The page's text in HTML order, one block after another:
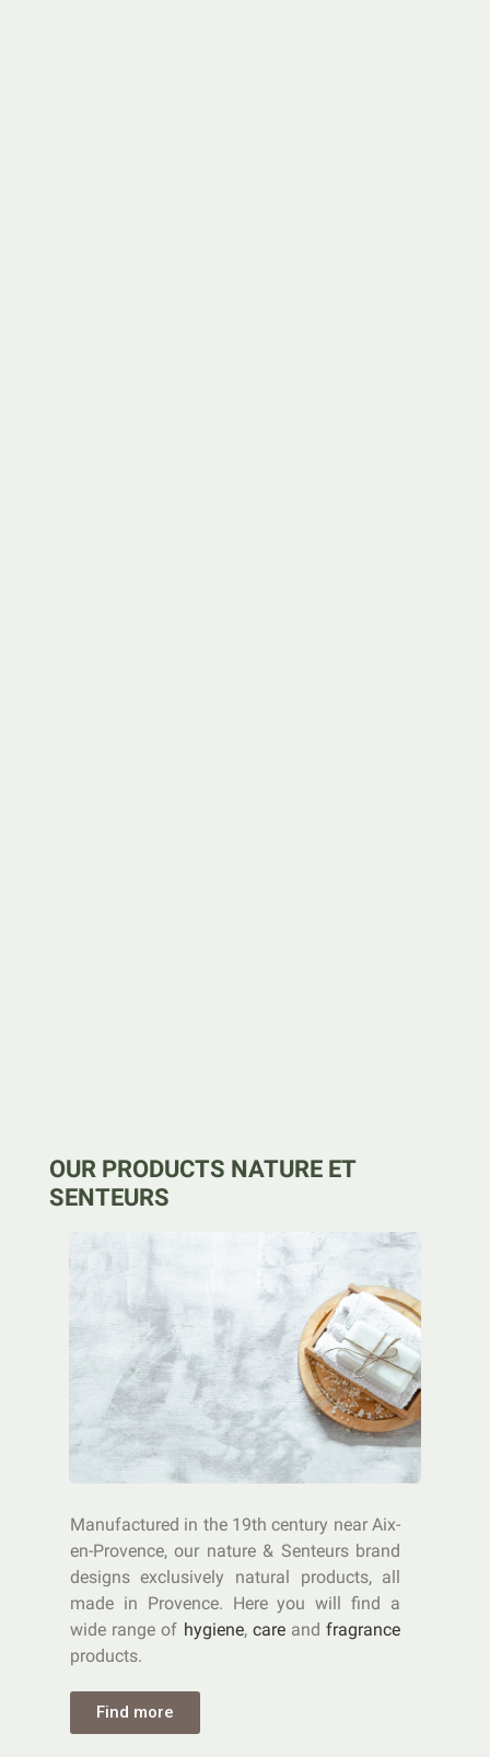
OUR PRODUCTS NATURE ET
SENTEURS
Manufactured in the 19th century near Aix-
en-Provence, our nature & Senteurs brand
designs exclusively natural products, all
made in Provence. Here you will find a
wide range of hygiene, careandfragrance
products.
Find more